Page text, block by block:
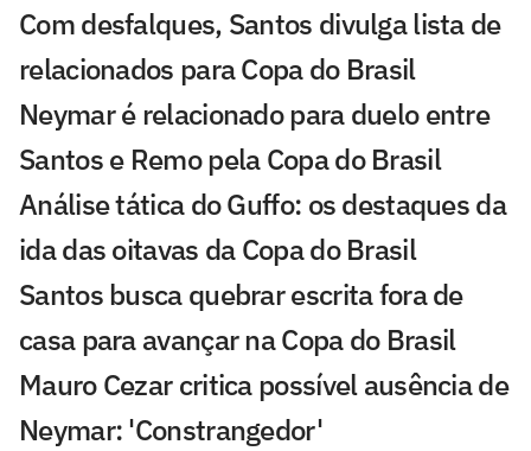
Com desfalques, Santos divulga lista de
relacionados para Copa do Brasil
Neymar é relacionado para duelo entre
Santos e Remo pela Copa do Brasil
Análise tática do Guffo: os destaques da
ida das oitavas da Copa do Brasil
Santos busca quebrar escrita fora de
casa para avançar na Copa do Brasil
Mauro Cezar critica possível ausência de
Neymar: 'Constrangedor'